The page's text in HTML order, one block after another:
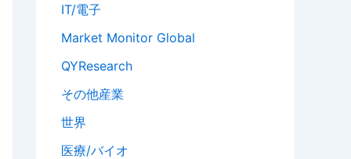
IT/電子
Market Monitor Global
QYResearch
その他産業
世界
医療/バイオ